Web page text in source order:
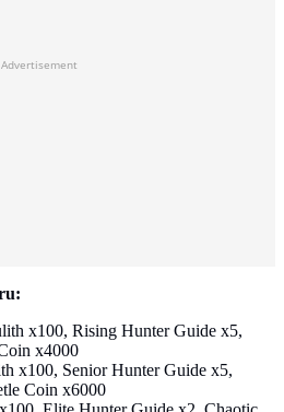
Advertisement
x100, Rising Hunter Guide x5,
x4000
x100, Senior Hunter Guide x5,
Coin x6000